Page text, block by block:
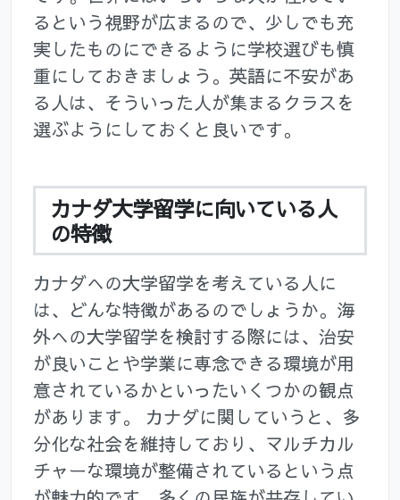
るという視野が広まるので、少しでも充
実したものにできるように学校選びも慎
重にしておきましょう。英語に不安があ
る人は、そういった人が集まるクラスを
選ぶようにしておくと良いです。
カナダ大学留学に向いている人
の特徴
カナダへの大学留学を考えている人に
は、どんな特徴があるのでしょうか。海
外への大学留学を検討する際には、治安
が良いことや学業に専念できる環境が用
意されているかといったいくつかの観点
があります。 カナダに関していうと、多
分化な社会を維持しており、マルチカル
チャーな環境が整備されているという点